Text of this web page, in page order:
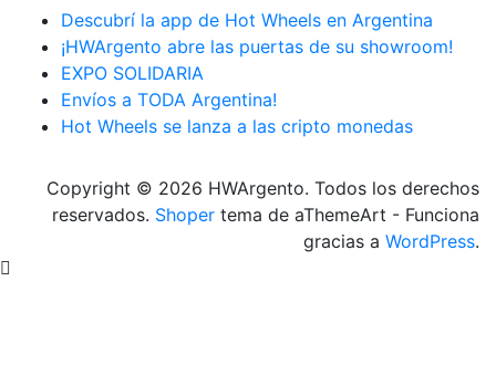
Descubrí la app de Hot Wheels en Argentina
¡HWArgento abre las puertas de su showroom!
EXPO SOLIDARIA
Envíos a TODA Argentina!
Hot Wheels se lanza a las cripto monedas
Copyright © 2026 HWArgento. Todos los derechos
reservados. Shoper tema de aThemeArt - Funciona
gracias a WordPress.